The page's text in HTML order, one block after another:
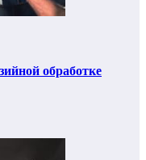
обработке